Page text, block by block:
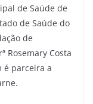
de Saúde de
de Saúde do
de
Rosemary Costa
é parceira a